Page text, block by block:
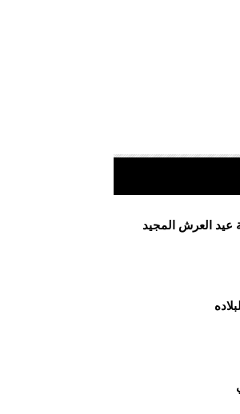
عيد العرش المجيد